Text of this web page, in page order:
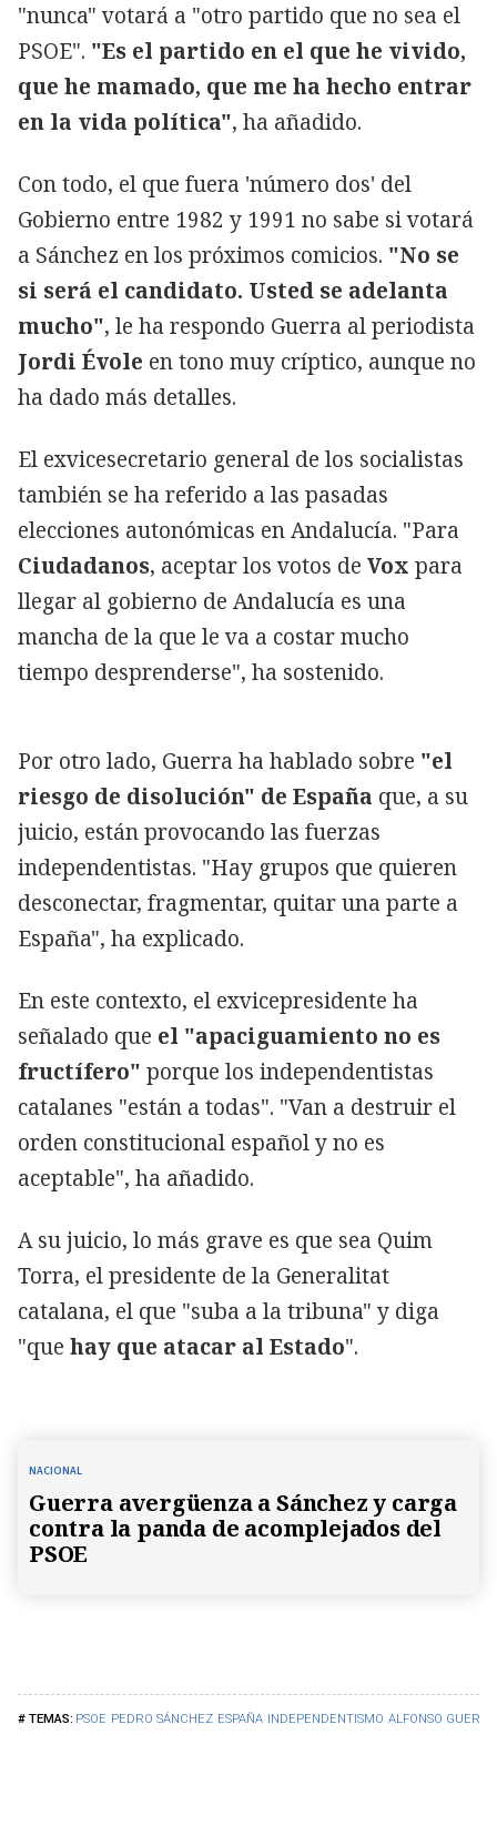
PSOE PEDRO SÁNCHEZ ESPAÑA INDEPENDENTISMO ALFONSO GUERRA
"nunca" votará a "otro partido que no sea el
PSOE". "Es el partido en el que he vivido,
que he mamado, que me ha hecho entrar
en la vida política", ha añadido.
Con todo, el que fuera 'número dos' del
Gobierno entre 1982 y 1991 no sabe si votará
a Sánchez en los próximos comicios. "No se
si será el candidato. Usted se adelanta
mucho", le ha respondo Guerra al periodista
Jordi Évole en tono muy críptico, aunque no
ha dado más detalles.
El exvicesecretario general de los socialistas
también se ha referido a las pasadas
elecciones autonómicas en Andalucía. "Para
Ciudadanos, aceptar los votos de Vox para
llegar al gobierno de Andalucía es una
mancha de la que le va a costar mucho
tiempo desprenderse", ha sostenido.
Por otro lado, Guerra ha hablado sobre "el
riesgo de disolución" de España que, a su
juicio, están provocando las fuerzas
independentistas. "Hay grupos que quieren
desconectar, fragmentar, quitar una parte a
España", ha explicado.
En este contexto, el exvicepresidente ha
señalado que el "apaciguamiento no es
fructífero" porque los independentistas
catalanes "están a todas". "Van a destruir el
orden constitucional español y no es
aceptable", ha añadido.
A su juicio, lo más grave es que sea Quim
Torra, el presidente de la Generalitat
catalana, el que "suba a la tribuna" y diga
"que hay que atacar al Estado".
NACIONAL
Guerra avergüenza a Sánchez y carga
contra la panda de acomplejados del
PSOE